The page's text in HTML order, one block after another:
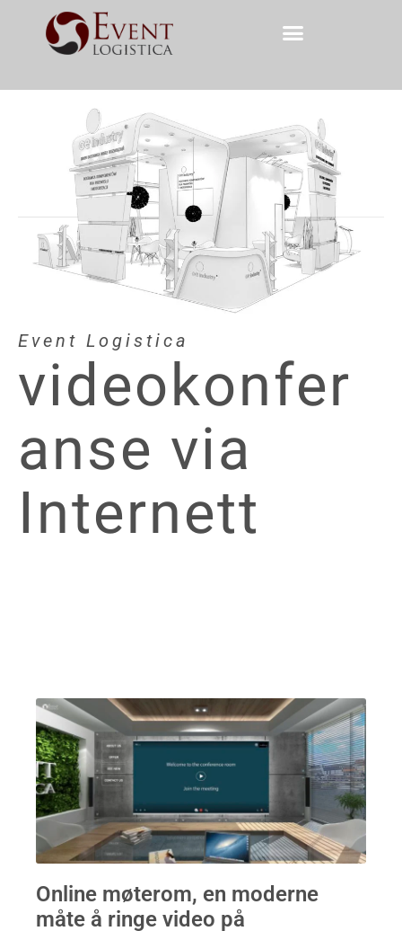
Event Logistica
videokonfer
anse via
Internett
Online møterom, en moderne
måte å ringe video på